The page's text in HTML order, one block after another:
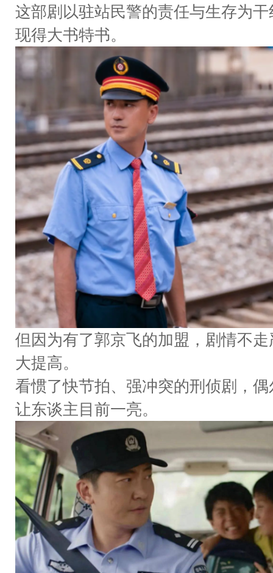
这部剧以驻站民警的责任与生存为
现得大书特书。
但因为有了郭京飞的加盟，剧情不
大提高。
看惯了快节拍、强冲突的刑侦剧，
让东谈主目前一亮。